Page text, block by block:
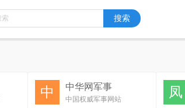
中 中华网军事
中国权威军事网站 凤